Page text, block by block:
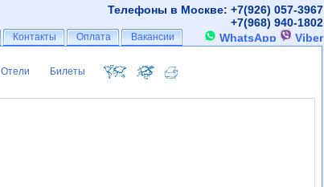
Отели
Отели Билеты
Билеты
Телефоны в Москве: +7(926) 057-3967
+7(968) 940-1802
WhatsApp
Viber
Контакты
Контакты Оплата
Оплата Вакансии
Вакансии